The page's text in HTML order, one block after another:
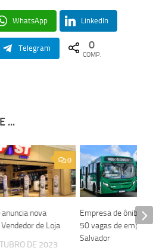
WhatsApp LinkedIn
Telegram 0
COMP.
...
0
nova
de Loja
DE 2023
Empresa de ônibus
50 vagas de
Salvador